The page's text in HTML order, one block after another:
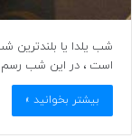
شب یلدا یا بلندترین
است ، در این شب
بیشتر بخوانید »